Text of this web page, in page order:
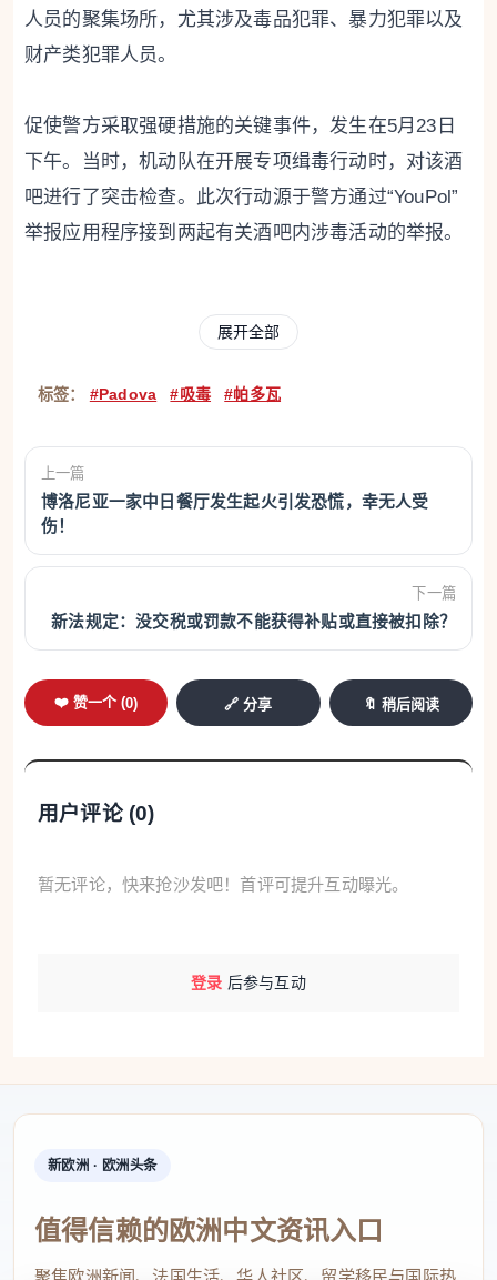
人员的聚集场所，尤其涉及毒品犯罪、暴力犯罪以及
财产类犯罪人员。
促使警方采取强硬措施的关键事件，发生在5月23日
下午。当时，机动队在开展专项缉毒行动时，对该酒
吧进行了突击检查。此次行动源于警方通过“YouPol”
举报应用程序接到两起有关酒吧内涉毒活动的举报。
的突尼斯籍男子身份，并当场逮捕另一名突尼斯籍男
哈希什碎块，该桌位紧邻酒吧吧台。
警方进一步调查发现，这并非孤立事件。早在2024年
5月，机动队就曾对该酒吧进行检查，当时查获四名
有毒品犯罪前科的外国人，并在酒吧外摆区域的烟灰
缸中发现并没收了两小包哈希什。
而在5月24日晚，巡逻警员再次对该酒吧展开检查
时，店内共有9名顾客，其中竟有7人存在刑事或警方
记录，涉及暴力、盗窃及毒品犯罪等多项违法行为。
警方还再次发现了前一天缉毒行动中被调查的两名北
业措施，认为这是恢复当地社会秩序、保障市民安全
点评
从警方披露的信息来看，这家酒吧已经不仅仅是普通
意义上的“治安问题场所”，而更像是一个长期被毒品
是，警方并非因为一次偶发事件就勒令停业，而是在
持续两年的多次检查、举报和抓捕基础上，最终采取
展开全部
标签： #Padova #吸毒 #帕多瓦
上一篇
博洛尼亚一家中日餐厅发生起火引发恐慌，幸无人受
伤！
下一篇
新法规定：没交税或罚款不能获得补贴或直接被扣除？
❤️ 赞一个 (0) 🔗 分享 🔖 稍后阅读
用户评论 (0)
暂无评论，快来抢沙发吧！首评可提升互动曝光。
登录 后参与互动
新欧洲 · 欧洲头条
值得信赖的欧洲中文资讯入口